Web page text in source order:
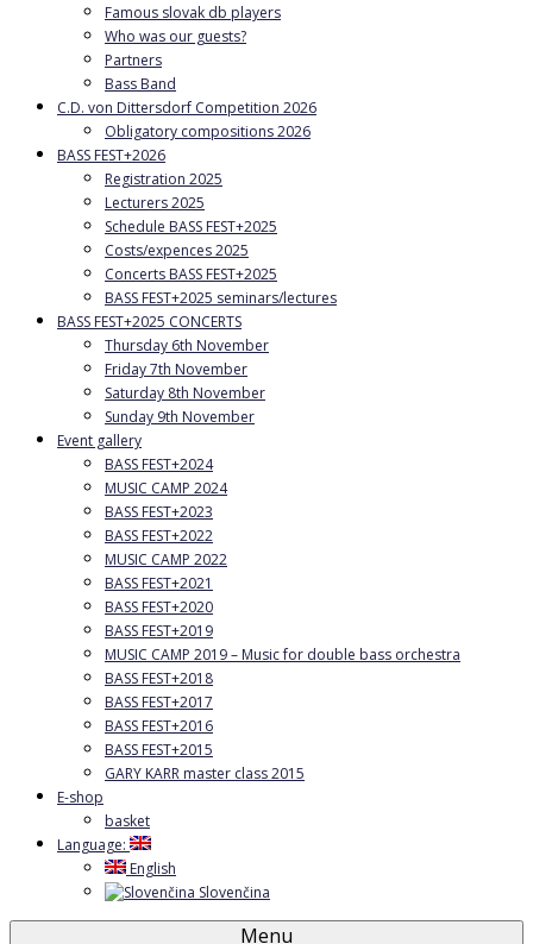
Famous slovak db players
Who was our guests?
Partners
Bass Band
C.D. von Dittersdorf Competition 2026
Obligatory compositions 2026
BASS FEST+2026
Registration 2025
Lecturers 2025
Schedule BASS FEST+2025
Costs/expences 2025
Concerts BASS FEST+2025
BASS FEST+2025 seminars/lectures
BASS FEST+2025 CONCERTS
Thursday 6th November
Friday 7th November
Saturday 8th November
Sunday 9th November
Event gallery
BASS FEST+2024
MUSIC CAMP 2024
BASS FEST+2023
BASS FEST+2022
MUSIC CAMP 2022
BASS FEST+2021
BASS FEST+2020
BASS FEST+2019
MUSIC CAMP 2019 – Music for double bass orchestra
BASS FEST+2018
BASS FEST+2017
BASS FEST+2016
BASS FEST+2015
GARY KARR master class 2015
E-shop
basket
Language:
English
Slovenčina
Menu